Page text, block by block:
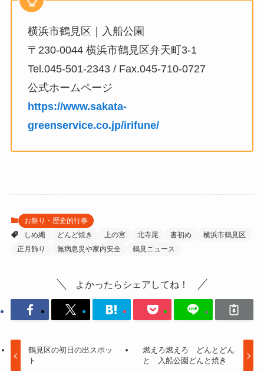
横浜市鶴見区｜入船公園
〒230-0044 横浜市鶴見区弁天町3-1
Tel.045-501-2343 / Fax.045-710-0727
公式ホームページ
https://www.sakata-
greenservice.co.jp/irifune/
お祭り・歴史的行事
しめ縄
どんど焼き 上の宮 北寺尾 書初め
横浜市鶴見区
正月飾り
無病息災や家内安全 鶴見ニュース
よかったらシェアしてね！
鶴見区の初日の出スポッ
ト
燃えろ燃えろ どんとどん
と 入船公園どんと焼き